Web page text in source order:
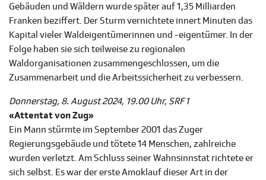
Gebäuden und Wäldern wurde später auf 1,35 Milliarden
Franken beziffert. Der Sturm vernichtete innert Minuten das
Kapital vieler Waldeigentümerinnen und -eigentümer. In der
Folge haben sie sich teilweise zu regionalen
Waldorganisationen zusammengeschlossen, um die
Zusammenarbeit und die Arbeitssicherheit zu verbessern.
Donnerstag, 8. August 2024, 19.00 Uhr, SRF 1
«Attentat von Zug»
Ein Mann stürmte im September 2001 das Zuger
Regierungsgebäude und tötete 14 Menschen, zahlreiche
wurden verletzt. Am Schluss seiner Wahnsinnstat richtete er
sich selbst. Es war der erste Amoklauf dieser Art in der